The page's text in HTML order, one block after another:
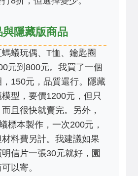
隱藏版商品
蟻玩偶、T恤、鑰匙圈
元到800元。我買了一個
150元，品質還行。隱藏
型，要價1200元，但只
且很快就賣完。另外，
標本製作，一次200元，
料費另計。我建議如果
信片一張30元就好，園
以寄。